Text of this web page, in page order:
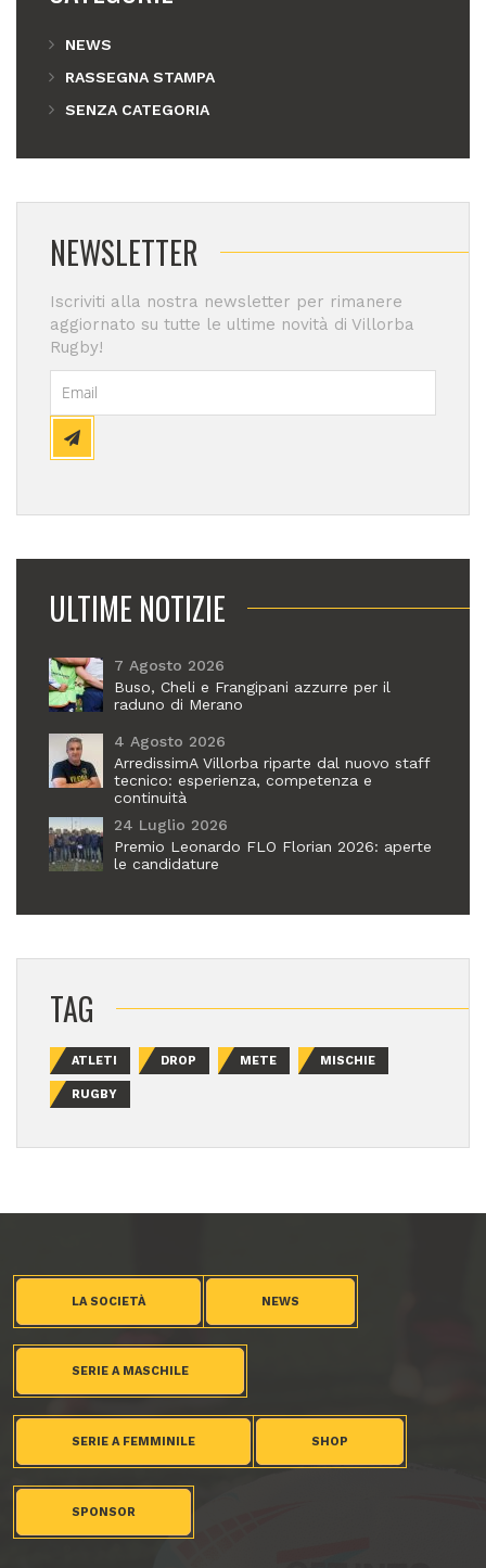
NEWS
RASSEGNA STAMPA
SENZA CATEGORIA
NEWSLETTER
Iscriviti alla nostra newsletter per rimanere
aggiornato su tutte le ultime novità di Villorba
Rugby!
ULTIME NOTIZIE
7 Agosto 2026
Buso, Cheli e Frangipani azzurre per il
raduno di Merano
4 Agosto 2026
ArredissimA Villorba riparte dal nuovo staff
tecnico: esperienza, competenza e
continuità
24 Luglio 2026
Premio Leonardo FLO Florian 2026: aperte
le candidature
TAG
ATLETI DROP METE MISCHIE
RUGBY
LA SOCIETÀ NEWS
SERIE A MASCHILE
SERIE A FEMMINILE SHOP
SPONSOR